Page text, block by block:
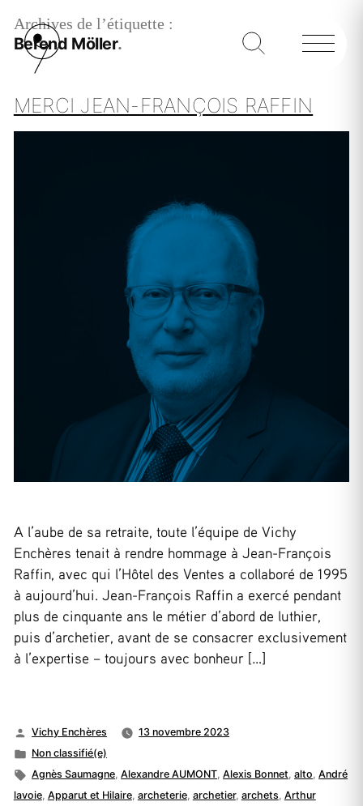
Archives de l’étiquette :
Berend Möller
MERCI JEAN-FRANÇOIS RAFFIN
A l’aube de sa retraite, toute l’équipe de Vichy
Enchères tenait à rendre hommage à Jean-François
Raffin, avec qui l’Hôtel des Ventes a collaboré de 1995
à aujourd’hui. Jean-François Raffin a exercé pendant
plus de cinquante ans le métier d’abord de luthier,
puis d’archetier, avant de se consacrer exclusivement
à l’expertise – toujours avec bonheur […]
Publié
par
Vichy Enchères
13 novembre 2023
Publié
dans
Non classifié(e)
Étiquettes :
Agnès Saumagne,Alexandre AUMONT,Alexis Bonnet,alto,André
lavoie, Apparut et Hilaire, archeterie, archetier, archets, Arthur